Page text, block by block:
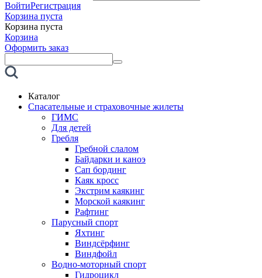
ВойтиРегистрация
Корзина пуста
Корзина пуста
Корзина
Оформить заказ
Каталог
Спасательные и страховочные жилеты
ГИМС
Для детей
Гребля
Гребной слалом
Байдарки и каноэ
Сап бординг
Каяк кросс
Экстрим каякинг
Морской каякинг
Рафтинг
Парусный спорт
Яхтинг
Виндсёрфинг
Виндфойл
Водно-моторный спорт
Гидроцикл